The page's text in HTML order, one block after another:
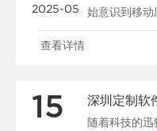
2025-05
始意识到移动
开发与创新
查看详情
15 深圳定制软
随着科技的